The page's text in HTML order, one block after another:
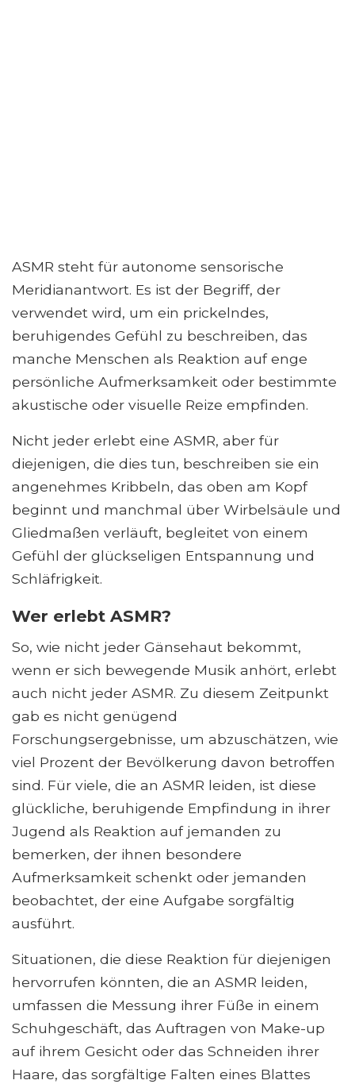
ASMR steht für autonome sensorische
Meridianantwort. Es ist der Begriff, der
verwendet wird, um ein prickelndes,
beruhigendes Gefühl zu beschreiben, das
manche Menschen als Reaktion auf enge
persönliche Aufmerksamkeit oder bestimmte
akustische oder visuelle Reize empfinden.
Nicht jeder erlebt eine ASMR, aber für
diejenigen, die dies tun, beschreiben sie ein
angenehmes Kribbeln, das oben am Kopf
beginnt und manchmal über Wirbelsäule und
Gliedmaßen verläuft, begleitet von einem
Gefühl der glückseligen Entspannung und
Schläfrigkeit.
Wer erlebt ASMR?
So, wie nicht jeder Gänsehaut bekommt,
wenn er sich bewegende Musik anhört, erlebt
auch nicht jeder ASMR. Zu diesem Zeitpunkt
gab es nicht genügend
Forschungsergebnisse, um abzuschätzen, wie
viel Prozent der Bevölkerung davon betroffen
sind. Für viele, die an ASMR leiden, ist diese
glückliche, beruhigende Empfindung in ihrer
Jugend als Reaktion auf jemanden zu
bemerken, der ihnen besondere
Aufmerksamkeit schenkt oder jemanden
beobachtet, der eine Aufgabe sorgfältig
ausführt.
Situationen, die diese Reaktion für diejenigen
hervorrufen könnten, die an ASMR leiden,
umfassen die Messung ihrer Füße in einem
Schuhgeschäft, das Auftragen von Make-up
auf ihrem Gesicht oder das Schneiden ihrer
Haare, das sorgfältige Falten eines Blattes